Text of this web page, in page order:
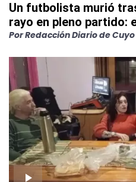
Un futbolista murió
rayo en pleno partido:
PorRedacción Diario de Cuyo